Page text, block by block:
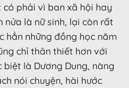
phải vì ban xã hội hay
nửa là nữ sinh, lại còn rất
hẳn những đồng học năm
chỉ thân thiết hơn với
là Dương Dung, nàng
nói chuyện, hài hước